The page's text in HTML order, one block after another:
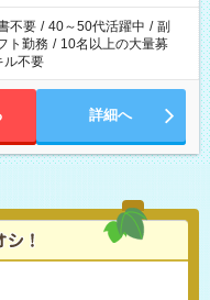
不要 / 40～50代活躍中 / 副
ト勤務 / 10名以上の大量募
ル不要
詳細へ